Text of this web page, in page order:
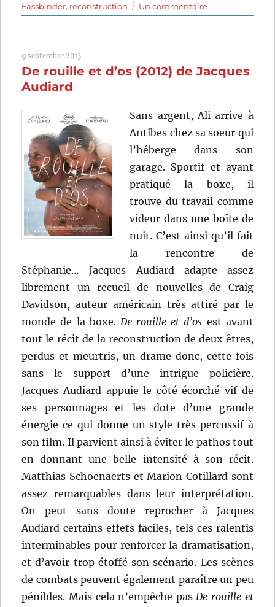
Fassbinder, reconstruction Un commentairesur
Le
Braun
Fassbinder
9 septembre 2013
De rouille et d’os (2012) de Jacques
Audiard
Sans argent, Ali arrive à
Antibes chez sa soeur qui
l’héberge dans son
garage. Sportif et ayant
pratiqué la boxe, il
trouve du travail comme
videur dans une boîte de
nuit. C’est ainsi qu’il fait
la rencontre de
Stéphanie… Jacques Audiard adapte assez
librement un recueil de nouvelles de Craig
Davidson, auteur américain très attiré par le
monde de la boxe. De rouille et d’os est avant
tout le récit de la reconstruction de deux êtres,
perdus et meurtris, un drame donc, cette fois
sans le support d’une intrigue policière.
Jacques Audiard appuie le côté écorché vif de
ses personnages et les dote d’une grande
énergie ce qui donne un style très percussif à
son film. Il parvient ainsi à éviter le pathos tout
en donnant une belle intensité à son récit.
Matthias Schoenaerts et Marion Cotillard sont
assez remarquables dans leur interprétation.
On peut sans doute reprocher à Jacques
Audiard certains effets faciles, tels ces ralentis
interminables pour renforcer la dramatisation,
et d’avoir trop étoffé son scénario. Les scènes
de combats peuvent également paraître un peu
pénibles. Mais cela n’empêche pasDe rouille et